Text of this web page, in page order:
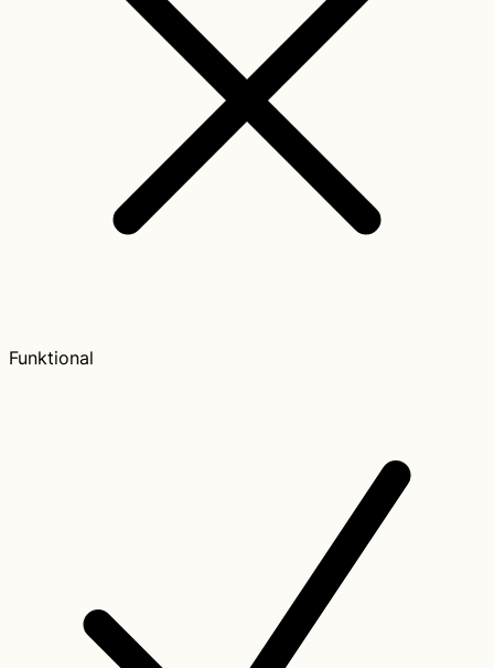
Funktional